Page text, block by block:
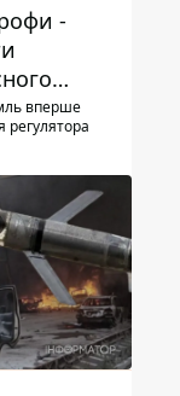
-
вперше
регулятора